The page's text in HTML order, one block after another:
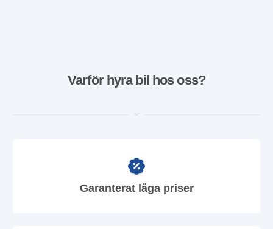
Varför hyra bil hos oss?
Garanterat låga priser